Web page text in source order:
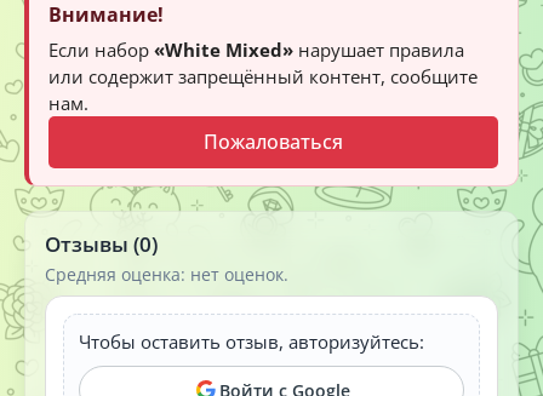
Внимание!
Если набор «White Mixed» нарушает правила
или содержит запрещённый контент, сообщите
нам.
Пожаловаться
Отзывы (0)
Средняя оценка: нет оценок.
Чтобы оставить отзыв, авторизуйтесь:
Войти с Google